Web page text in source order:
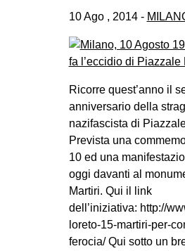
10 Ago , 2014 -
Ricorre quest’anno il
anniversario della
nazifascista di
Prevista una
10 ed una
oggi davanti al
Martiri. Qui il link
dell’iniziativa: http://
loreto-15-martiri-per-
ferocia/ Qui sotto un